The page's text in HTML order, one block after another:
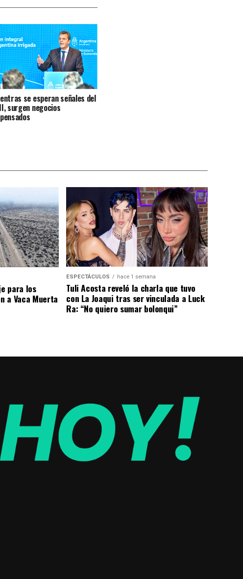
se esperan señales del
surgen negocios
para los
a Vaca Muerta
ESPECTÁCULOS hace 1 semana
Tuli Acosta reveló la charla que tuvo
con La Joaqui tras ser vinculada a Luck
Ra: “No quiero sumar bolonqui”